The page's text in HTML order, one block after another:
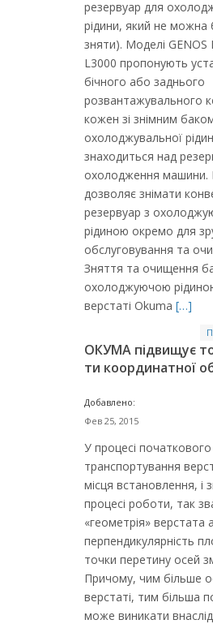
резервуар для
рідини, який не можна
зняти). Моделі GENOS
L3000 пропонують
бічного або заднього
розвантажувального
кожен зі знімним
охолоджувальної
знаходиться над
охолодження машини.
дозволяє знімати
резервуар з
рідиною окремо для
обслуговування та
Зняття та очищення
охолоджуючою
верстаті Okuma […]
ОКУМА підвищує
ти координатної
Добавлено:
Фев 25, 2015
У процесі початкового
транспортування
місця встановлення, і
процесі роботи, так
«геометрія» верстата
перпендикулярність
точки перетину осей
Причому, чим більше
верстаті, тим більша
може виникати